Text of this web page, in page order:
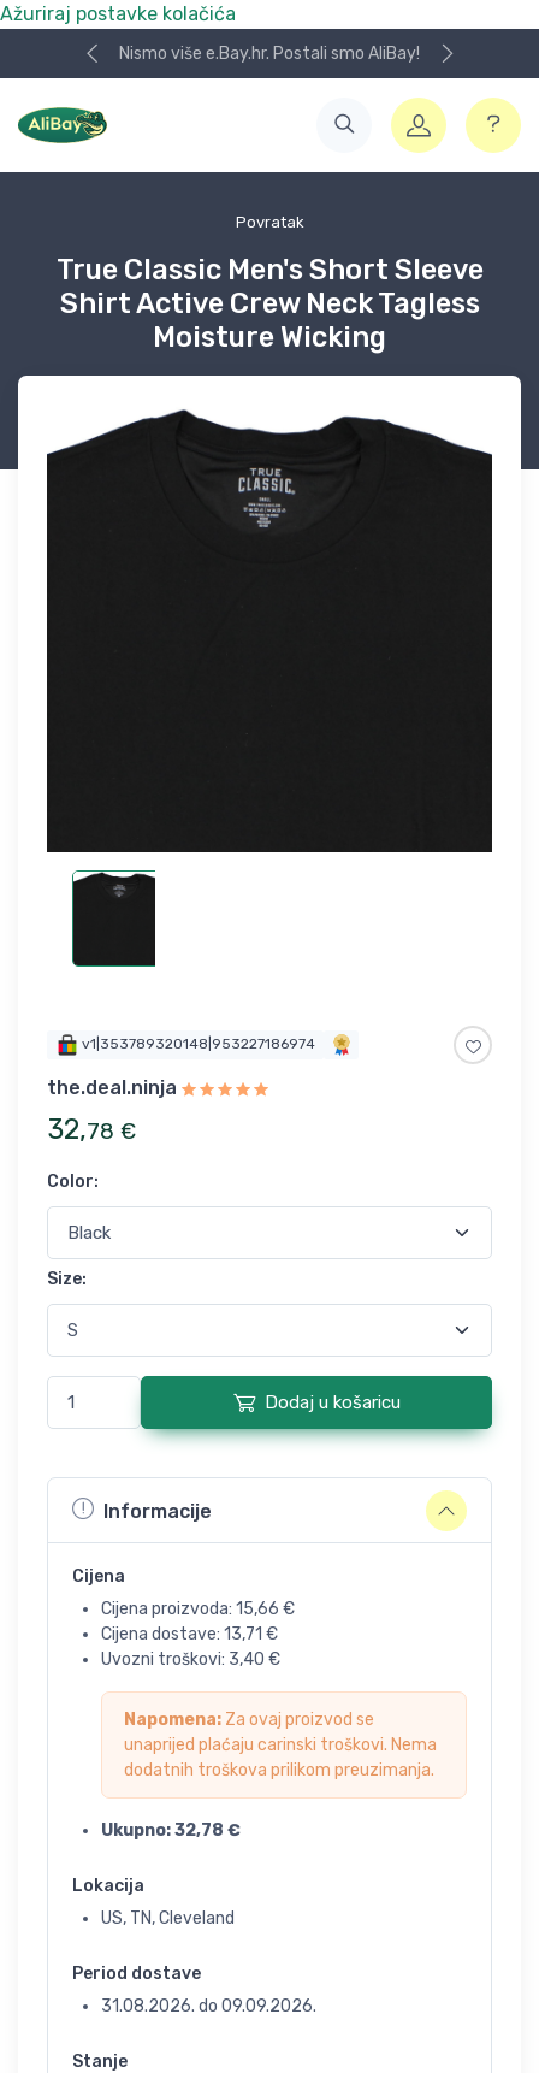
Ažuriraj postavke kolačića
Nismo više e.Bay.hr. Postali smo AliBay!
Povratak
True Classic Men's Short Sleeve
Shirt Active Crew Neck Tagless
Moisture Wicking
v1|353789320148|953227186974
the.deal.ninja
32,78 €
Color:
Size:
Dodaj u košaricu
Informacije
Cijena
Cijena proizvoda: 15,66 €
Cijena dostave: 13,71 €
Uvozni troškovi: 3,40 €
Napomena: Za ovaj proizvod se
unaprijed plaćaju carinski troškovi. Nema
dodatnih troškova prilikom preuzimanja.
Ukupno:32,78 €
Lokacija
US, TN, Cleveland
Period dostave
31.08.2026. do 09.09.2026.
Stanje